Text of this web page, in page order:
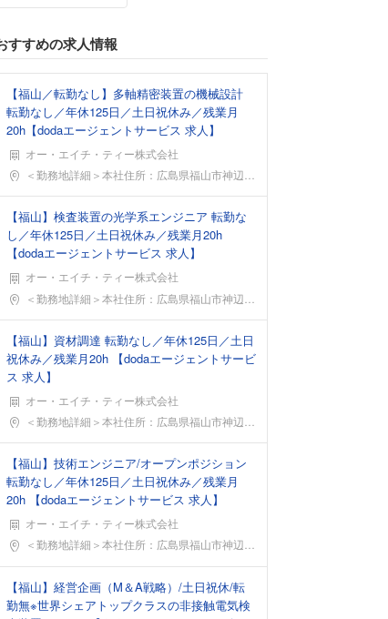
すすめの求人情報
【福山／転勤なし】多軸精密装置の機械設計
転勤なし／年休125日／土日祝休み／残業月
20h【dodaエージェントサービス 求人】
オー・エイチ・ティー株式会社
勤務地＜勤務地詳細＞本社住所：広島県福山市神辺町字西中条
【福山】検査装置の光学系エンジニア 転勤な
し／年休125日／土日祝休み／残業月20h
【dodaエージェントサービス 求人】
オー・エイチ・ティー株式会社
勤務地＜勤務地詳細＞本社住所：広島県福山市神辺町字西中条
【福山】資材調達 転勤なし／年休125日／土日
祝休み／残業月20h 【dodaエージェントサービ
ス 求人】
オー・エイチ・ティー株式会社
勤務地＜勤務地詳細＞本社住所：広島県福山市神辺町字西中条
【福山】技術エンジニア/オープンポジション
転勤なし／年休125日／土日祝休み／残業月
20h 【dodaエージェントサービス 求人】
オー・エイチ・ティー株式会社
勤務地＜勤務地詳細＞本社住所：広島県福山市神辺町字西中条
【福山】経営企画（M＆A戦略）/土日祝休/転
勤無※世界シェアトップクラスの非接触電気検